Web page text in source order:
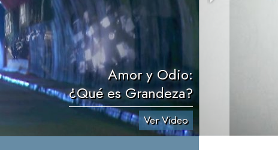
Amor y Odio:
¿Qué es Grandeza?
Ver Video